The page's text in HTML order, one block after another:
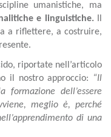
umanistiche, ma
e linguistiche.Il
a riflettere, a costruire,
riportate nell’articolo
il nostro approccio:
“Il
dell’essere
meglio è, perché
di una